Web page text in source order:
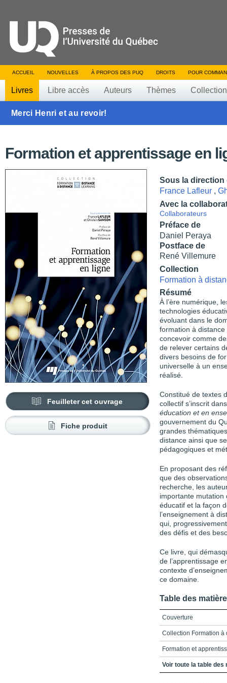
ACCUEIL NOUVELLES À PROPOS DES PUQ DROITS POUR
Livres Libre accès Auteurs Thèmes
Merci Henri et au revoir!
Formation et apprentissage en
Feuilleter cet ouvrage
Fiche produit
Sous la direction
France Lafleur ,
Avec la
Collaborateurs
Préface de
Daniel Peraya
Postface de
René Villemure
Collection
Formation à
Résumé
À l’ère numérique,
technologies
évoluant dans le
formation à distance
concevoir comme
de relever certains
divers besoins de
universelle à un
réalisé.
Constitué de textes
collectif s’inscrit
éducation et en
gouvernement du
grandes
distance ainsi que
pédagogiques et
En proposant des
que des
recherche, les
importante mutation
éducatif et la façon
l’enseignement à
qui,
des défis et des
Ce livre, qui
de l’apprentissage
contexte
ce domaine.
Table des
Couverture
Collection Formation à
Formation et
Crédits
Voir toute la table des